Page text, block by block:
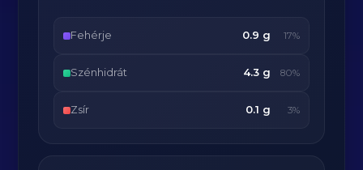
Fehérje 0.9 g 17%
Szénhidrát 4.3 g 80%
Zsír 0.1 g 3%